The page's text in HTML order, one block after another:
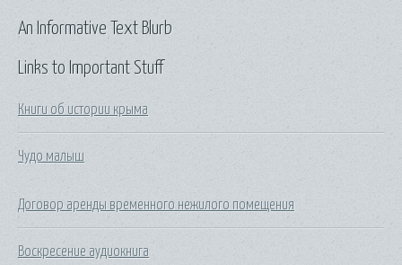
Links to Important Stuff
Книги об истории крыма
Чудо малыш
Договор аренды временного нежилого помещения
Воскресение аудиокнига
An Informative Text Blurb